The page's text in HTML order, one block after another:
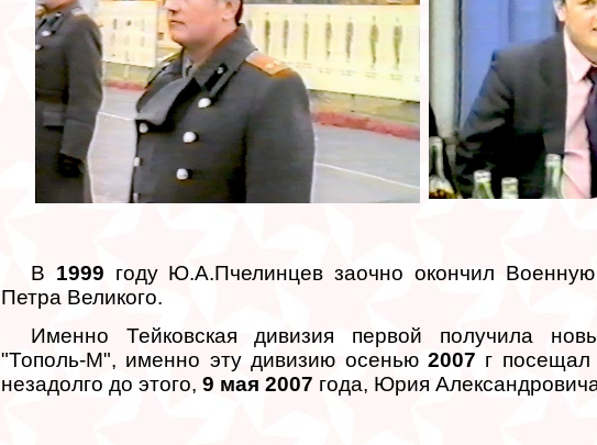
В 1999 году Ю.А.Пчелинцев заочно окончил
Петра Великого.
Именно Тейковская дивизия первой получила
"Тополь-М", именно эту дивизию осенью 2007 г посещал
незадолго до этого, 9 мая 2007 года, Юрия